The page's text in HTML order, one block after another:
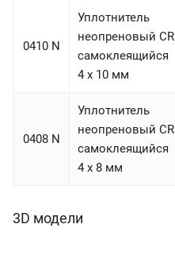
0410 N
Уплотнитель
неопреновый CR
самоклеящийся
4 х 10 мм
0408 N
Уплотнитель
неопреновый CR
самоклеящийся
4 х 8 мм
3D модели